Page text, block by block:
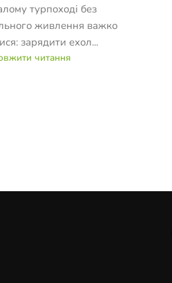
турпоході без
живлення важко
зарядити ехол...
читання